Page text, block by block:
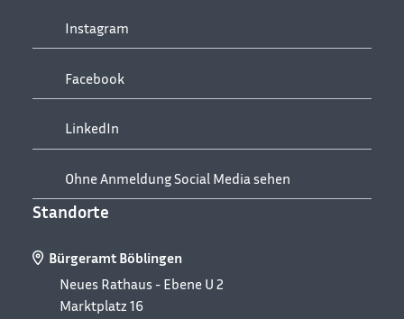
Instagram
Facebook
LinkedIn
Ohne Anmeldung Social Media sehen
Standorte
Bürgeramt Böblingen
Neues Rathaus - Ebene U 2
Marktplatz 16